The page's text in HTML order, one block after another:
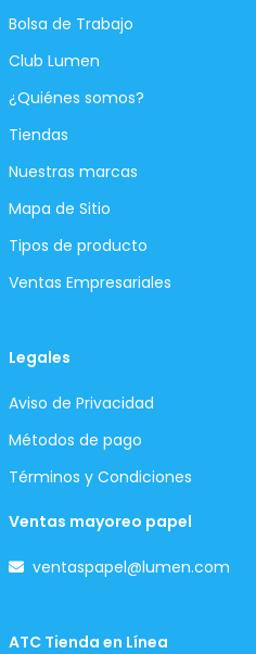
Bolsa de Trabajo
Club Lumen
¿Quiénes somos?
Tiendas
Nuestras marcas
Mapa de Sitio
Tipos de producto
Ventas Empresariales
Legales
Aviso de Privacidad
Métodos de pago
Términos y Condiciones
Ventas mayoreo papel
ventaspapel@lumen.com
ATC Tienda en Línea